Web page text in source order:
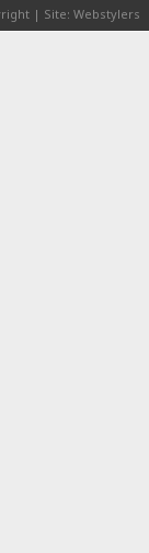
| Site: Webstylers